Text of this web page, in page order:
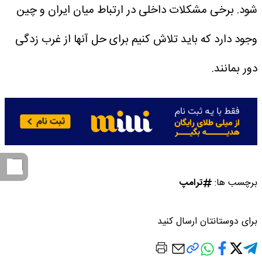
شود. برخی مشکلات داخلی در ارتباط میان ایران و چین
وجود دارد که باید تلاش کنیم برای حل آنها از غرب زدگی
دور بمانند.
برچسب ها: ترامپ
برای دوستانتان ارسال کنید